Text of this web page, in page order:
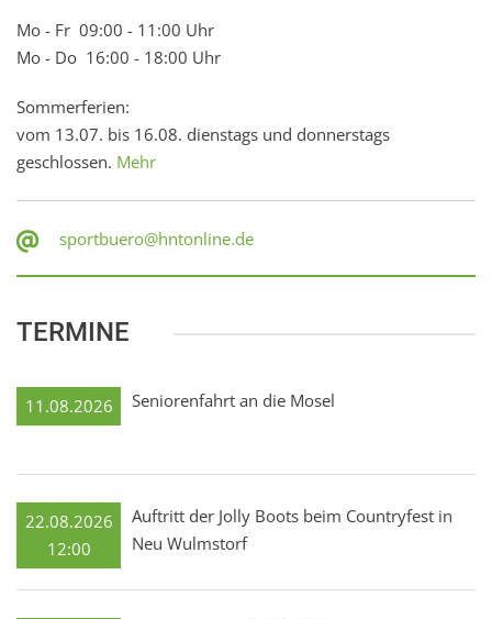
Mo - Fr 09:00 - 11:00 Uhr
Mo - Do 16:00 - 18:00 Uhr
Sommerferien:
vom 13.07. bis 16.08. dienstags und donnerstags
geschlossen. Mehr
sportbuero@hntonline.de
TERMINE
11.08.2026 Seniorenfahrt an die Mosel
22.08.2026
12:00
Auftritt der Jolly Boots beim Countryfest in
Neu Wulmstorf